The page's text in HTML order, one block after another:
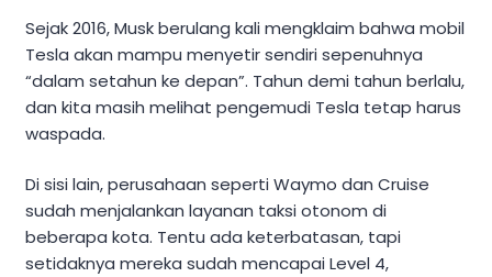
Sejak 2016, Musk berulang kali mengklaim bahwa mobil
Tesla akan mampu menyetir sendiri sepenuhnya
“dalam setahun ke depan”. Tahun demi tahun berlalu,
dan kita masih melihat pengemudi Tesla tetap harus
waspada.
Di sisi lain, perusahaan seperti Waymo dan Cruise
sudah menjalankan layanan taksi otonom di
beberapa kota. Tentu ada keterbatasan, tapi
setidaknya mereka sudah mencapai Level 4,